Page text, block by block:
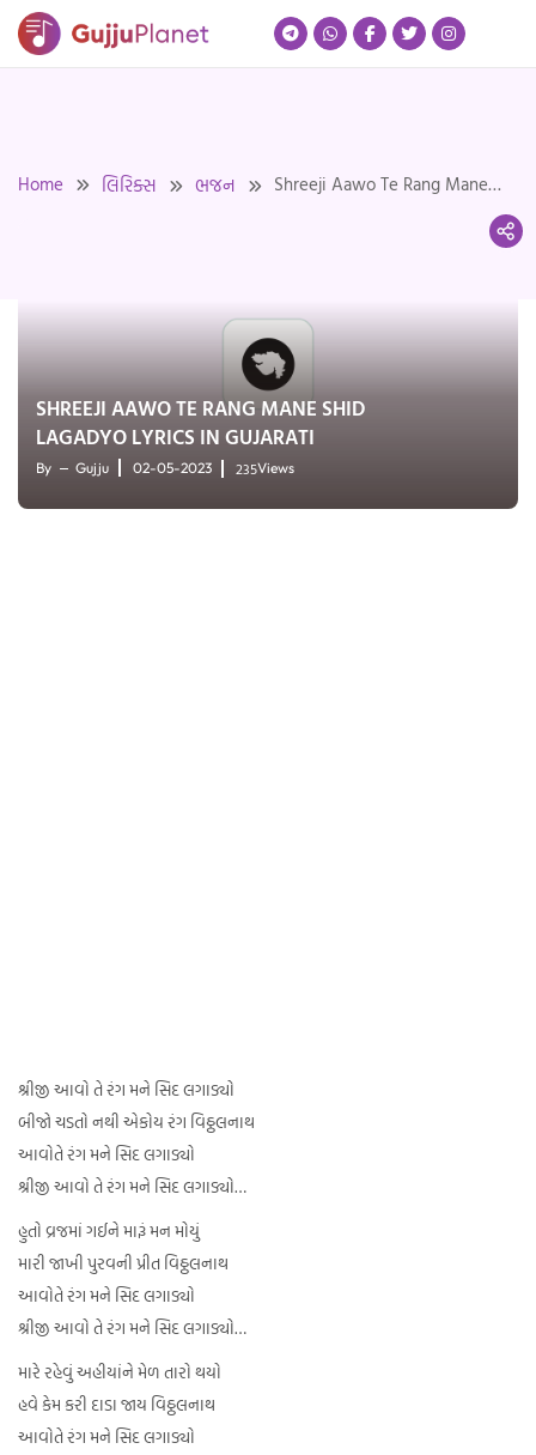
Skip
Home લિરિક્સ ભજન
Shreeji Aawo Te Rang Mane
SHREEJI AAWO TE RANG MANE SHID
LAGADYO LYRICS IN GUJARATI
By Gujju 02-05-2023 235Views
શ્રીજી આવો તે રંગ મને સિદ લગાડ્યો
બીજો ચડતો નથી એકોય રંગ વિઠ્ઠલનાથ
આવોતે રંગ મને સિદ લગાડ્યો
શ્રીજી આવો તે રંગ મને સિદ લગાડ્યો…
હુતો વ્રજમાં ગઈને મારૂં મન મોયું
મારી જાખી પુરવની પ્રીત વિઠ્ઠલનાથ
આવોતે રંગ મને સિદ લગાડ્યો
શ્રીજી આવો તે રંગ મને સિદ લગાડ્યો…
મારે રહેવું અહીયાંને મેળ તારો થયો
હવે કેમ કરી દાડા જાય વિઠ્ઠલનાથ
આવોતે રંગ મને સિદ લગાડ્યો